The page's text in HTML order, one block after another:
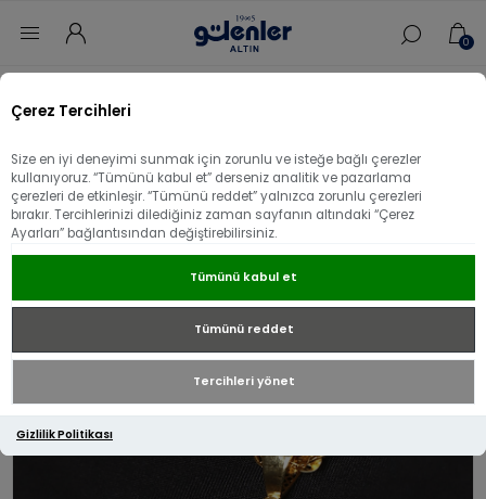
Çerez Tercihleri
Size en iyi deneyimi sunmak için zorunlu ve isteğe bağlı çerezler
kullanıyoruz. “Tümünü kabul et” derseniz analitik ve pazarlama
çerezleri de etkinleşir. “Tümünü reddet” yalnızca zorunlu çerezleri
bırakır. Tercihlerinizi dilediğiniz zaman sayfanın altındaki “Çerez
Ayarları” bağlantısından değiştirebilirsiniz.
Tümünü kabul et
Tümünü reddet
Tercihleri yönet
Gizlilik Politikası
0
22 Ayar Altın Greek Dorikalı Kolye Ucu
22 Ayar Altın Greek Dorikalı Kolye Ucu